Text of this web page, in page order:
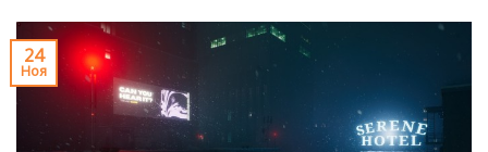
24
Ноя